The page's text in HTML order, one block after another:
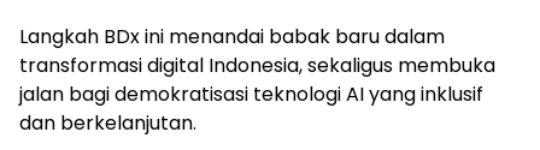
Langkah BDx ini menandai babak baru dalam
transformasi digital Indonesia, sekaligus membuka
jalan bagi demokratisasi teknologi AI yang inklusif
dan berkelanjutan.